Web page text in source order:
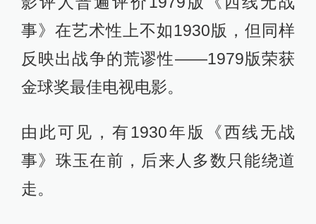
事》在艺术性上不如1930版，但同样
反映出战争的荒谬性——1979版荣获
金球奖最佳电视电影。
由此可见，有1930年版《西线无战
事》珠玉在前，后来人多数只能绕道
走。